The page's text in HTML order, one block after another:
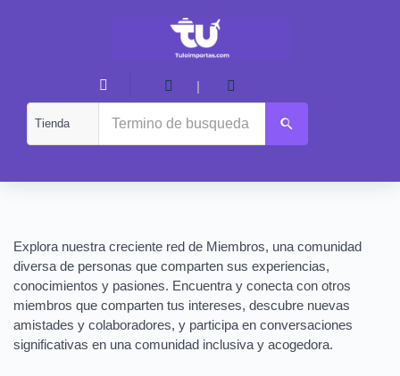
|
Explora nuestra creciente red de Miembros, una comunidad
diversa de personas que comparten sus experiencias,
conocimientos y pasiones. Encuentra y conecta con otros
miembros que comparten tus intereses, descubre nuevas
amistades y colaboradores, y participa en conversaciones
significativas en una comunidad inclusiva y acogedora.